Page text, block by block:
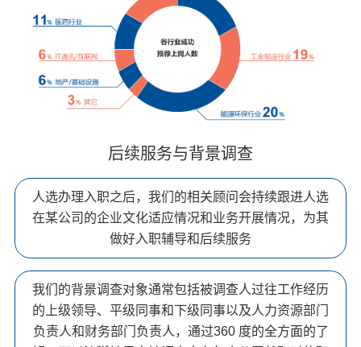
后续服务与背景调查
人选办理入职之后，我们的相关顾问会持续跟进人选
在某公司的企业文化适应情况和业务开展情况，为其
做好入职辅导和后续服务
我们的背景调查对象通常包括被调查人过往工作经历
的上级领导、平级同事和下级同事以及人力资源部门
负责人和财务部门负责人，通过360 度的全方面的了